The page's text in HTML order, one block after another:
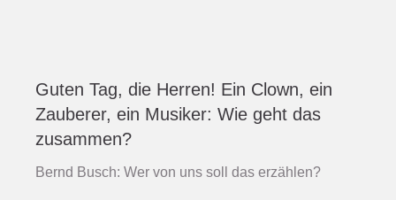
Guten Tag, die Herren! Ein Clown, ein
Zauberer, ein Musiker: Wie geht das
zusammen?
Bernd Busch: Wer von uns soll das erzählen?